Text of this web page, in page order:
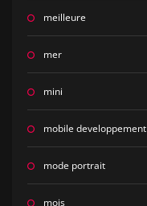
meilleure
mer
mini
mobile developpement
mode portrait
mois